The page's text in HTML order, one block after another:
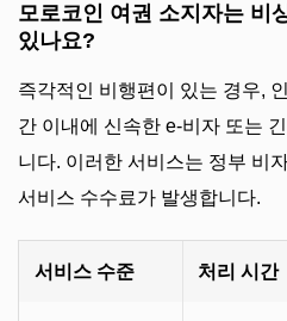
모로코인 여권 소지자는 비
있나요?
즉각적인 비행편이 있는 경우,
간 이내에 신속한 e-비자 또는
니다. 이러한 서비스는 정부 비
서비스 수수료가 발생합니다.
서비스 수준 처리 시간